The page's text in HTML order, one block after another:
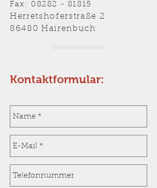
Fax: 08282 - 81815
Herretshoferstraße 2
86480 Hairenbuch
Kontaktformular: